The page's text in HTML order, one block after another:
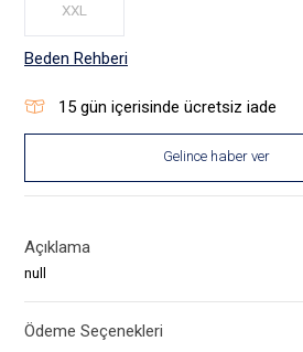
Beden Rehberi
XXL
15 gün içerisinde ücretsiz iade
Gelince haber ver
Açıklama
null
Ödeme Seçenekleri